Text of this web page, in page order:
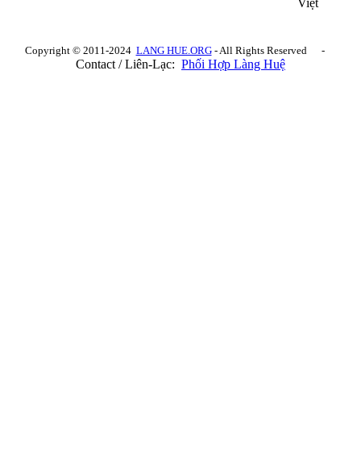
Copyright © 2011-2024 LANG HUE.ORG- All Rights Reserved -
Contact / Liên-Lạc: Phối Hợp Làng Huệ